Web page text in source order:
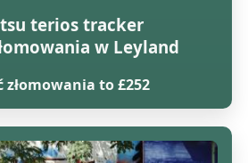
terios tracker
w Leyland
złomowania to £252